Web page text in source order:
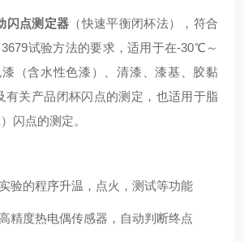
闪点测定器 （快速平衡闭杯法），符合
试验方法的要求，适用于在-30℃～
（含水性色漆）、清漆、漆基、胶黏
有关产品闭杯闪点的测定，也适用于脂
）闪点的测定。
验的程序升温，点火，测试等功能
精度热电偶传感器，自动判断终点